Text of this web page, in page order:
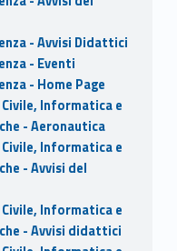
- Avvisi Didattici
- Eventi
- Home Page
Informatica e
- Aeronautica
Informatica e
- Avvisi del
Informatica e
- Avvisi didattici